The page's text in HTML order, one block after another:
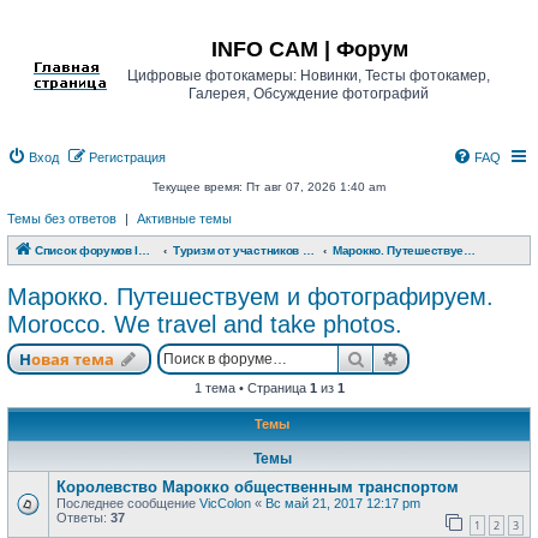
INFO CAM | Форум
Цифровые фотокамеры: Новинки, Тесты фотокамер,
Галерея, Обсуждение фотографий
Вход Регистрация FAQ
Текущее время: Пт авг 07, 2026 1:40 am
Темы без ответов | Активные темы
Список форумов INFO CAM | Форум
Марокко. Путешествуем и фотографируем.
Morocco. We travel and take photos.
Новая тема
Новаятема ПоискРасширенный
1 тема • Страница 1 из 1
Темы
Темы
Королевство Марокко общественным транспортом
Последнее сообщение VicColon « Вс май 21, 2017 12:17 pm
Ответы: 37 1 2 3